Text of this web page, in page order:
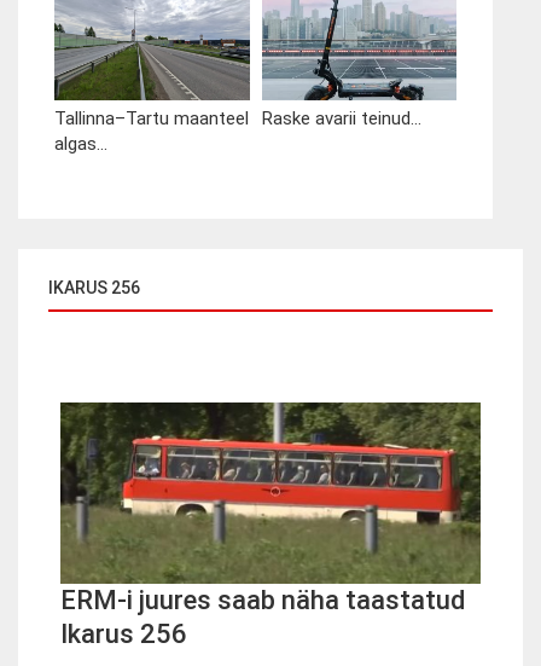
Tallinna–Tartu maanteel
algas...
Raske avarii teinud...
IKARUS 256
ERM-i juures saab näha taastatud
Ikarus 256